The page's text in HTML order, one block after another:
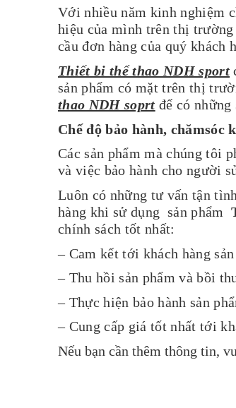
Với nhiều năm kinh nghiệm
hiệu của mình trên thị
cầu đơn hàng của quý khách
Thiết bi thể thao NDH sport
sản phẩm có mặt trên thị
thao NDH soprt để có
Chế độ bảo hành, chămsóc
Các sản phẩm mà chúng tôi
và việc bảo hành cho người
Luôn có những tư vấn tận
hàng khi sử dụng sản phẩm
chính sách tốt nhất:
– Cam kết tới khách hàng
– Thu hồi sản phẩm và bồi
– Thực hiện bảo hành sản
– Cung cấp giá tốt nhất tới
Nếu bạn cần thêm thông tin,